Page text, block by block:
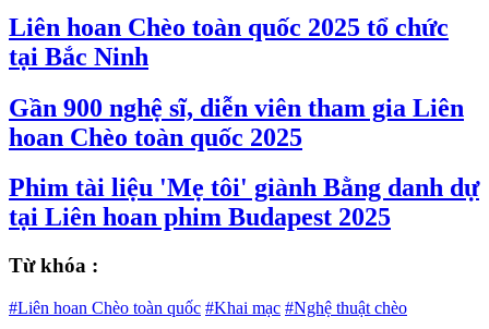
Liên hoan Chèo toàn quốc 2025 tổ chức
tại Bắc Ninh
Gần 900 nghệ sĩ, diễn viên tham gia Liên
hoan Chèo toàn quốc 2025
Phim tài liệu 'Mẹ tôi' giành Bằng danh dự
tại Liên hoan phim Budapest 2025
Từ khóa :
#Liên hoan Chèo toàn quốc #Khai mạc #Nghệ thuật chèo